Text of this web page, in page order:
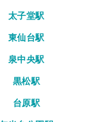
太子堂駅
東仙台駅
泉中央駅
黒松駅
台原駅